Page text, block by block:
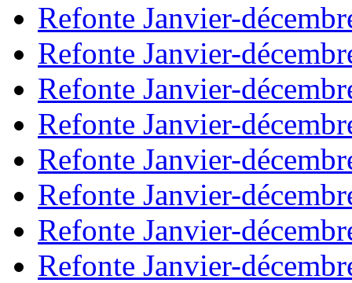
Refonte Janvier-
Refonte Janvier-
Refonte Janvier-
Refonte Janvier-
Refonte Janvier-
Refonte Janvier-
Refonte Janvier-
Refonte Janvier-